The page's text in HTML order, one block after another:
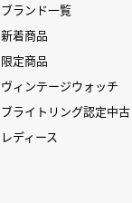
ブランド一覧
新着商品
限定商品
ヴィンテージウォッチ
ブライトリング認定中古
レディース